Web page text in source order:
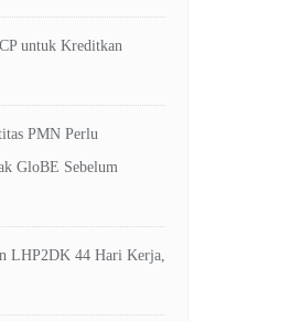
untuk Kreditkan
PMN Perlu
GloBE Sebelum
LHP2DK 44 Hari Kerja,